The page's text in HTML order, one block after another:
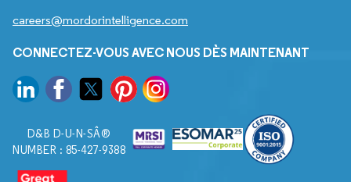
careers@mordorintelligence.com
CONNECTEZ-VOUS AVEC NOUS DÈS MAINTENANT
D&B D-U-N-SÂ®
NUMBER : 85-427-9388